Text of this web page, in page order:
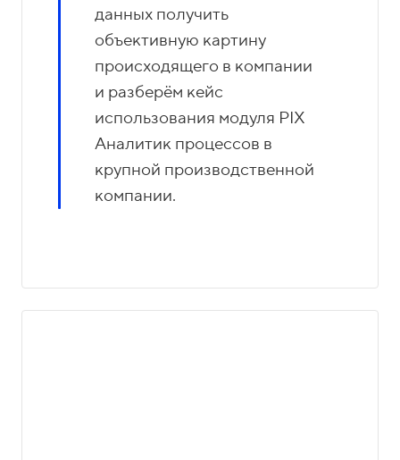
данных получить
объективную картину
происходящего в компании
и разберём кейс
использования модуля PIX
Аналитик процессов в
крупной производственной
компании.